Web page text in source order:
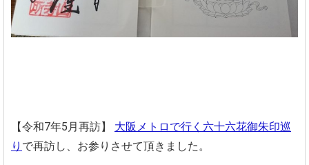
【令和7年5月再訪】
大阪メトロで行く六十六花御朱印巡
り で再訪し、お参りさせて頂きました。